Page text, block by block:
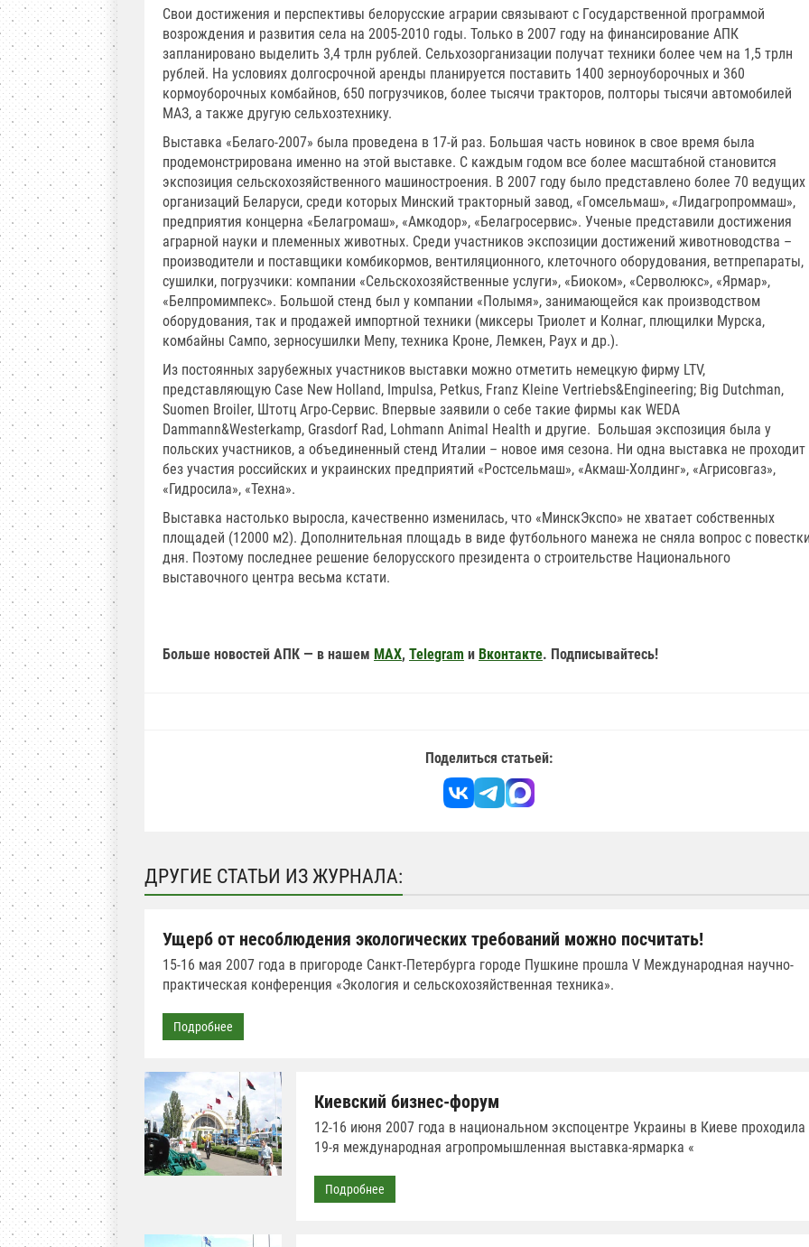
Свои достижения и перспективы белорусские аграрии связывают с Государственной программой
возрождения и развития села на 2005-2010 годы. Только в 2007 году на финансирование АПК
запланировано выделить 3,4 трлн рублей. Сельхозорганизации получат техники более чем на 1,5 трлн
рублей. На условиях долгосрочной аренды планируется поставить 1400 зерноуборочных и 360
кормоуборочных комбайнов, 650 погрузчиков, более тысячи тракторов, полторы тысячи автомобилей
МАЗ, а также другую сельхозтехнику.
Выставка «Белаго-2007» была проведена в 17-й раз. Большая часть новинок в свое время была
продемонстрирована именно на этой выставке. С каждым годом все более масштабной становится
экспозиция сельскохозяйственного машиностроения. В 2007 году было представлено более 70 ведущих
организаций Беларуси, среди которых Минский тракторный завод, «Гомсельмаш», «Лидагропроммаш»,
предприятия концерна «Белагромаш», «Амкодор», «Белагросервис». Ученые представили достижения
аграрной науки и племенных животных. Среди участников экспозиции достижений животноводства –
производители и поставщики комбикормов, вентиляционного, клеточного оборудования, ветпрепараты,
сушилки, погрузчики: компании «Сельскохозяйственные услуги», «Биоком», «Серволюкс», «Ярмар»,
«Белпромимпекс». Большой стенд был у компании «Полымя», занимающейся как производством
оборудования, так и продажей импортной техники (миксеры Триолет и Колнаг, плющилки Мурска,
комбайны Сампо, зерносушилки Мепу, техника Кроне, Лемкен, Раух и др.).
Из постоянных зарубежных участников выставки можно отметить немецкую фирму LTV,
представляющую Case New Holland, Impulsa, Petkus, Franz Kleine Vertriebs&Engineering; Big Dutchman,
Suomen Broiler, Штотц Агро-Сервис. Впервые заявили о себе такие фирмы как WEDA
Dammann&Westerkamp, Grasdorf Rad, Lohmann Animal Health и другие. Большая экспозиция была у
польских участников, а объединенный стенд Италии – новое имя сезона. Ни одна выставка не проходит
без участия российских и украинских предприятий «Ростсельмаш», «Акмаш-Холдинг», «Агрисовгаз»,
«Гидросила», «Техна».
Выставка настолько выросла, качественно изменилась, что «МинскЭкспо» не хватает собственных
площадей (12000 м2). Дополнительная площадь в виде футбольного манежа не сняла вопрос с
дня. Поэтому последнее решение белорусского президента о строительстве Национального
выставочного центра весьма кстати.
Больше новостей АПК — в нашем MAX, Telegram и Вконтакте. Подписывайтесь!
Поделиться статьей:
ДРУГИЕ СТАТЬИ ИЗ ЖУРНАЛА:
Ущерб от несоблюдения экологических требований можно посчитать!
15-16 мая 2007 года в пригороде Санкт-Петербурга городе Пушкине прошла V Международная научно-
практическая конференция «Экология и сельскохозяйственная техника».
Подробнее
Киевский бизнес-форум
12-16 июня 2007 года в национальном экспоцентре Украины в Киеве проходила
19-я международная агропромышленная выставка-ярмарка «
Подробнее